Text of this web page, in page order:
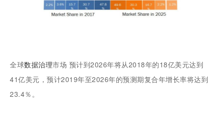
全球数据治理市场 预计到2026年将从2018年的18亿美元达到
41亿美元，预计2019年至2026年的预测期复合年增长率将达到
23.4％。